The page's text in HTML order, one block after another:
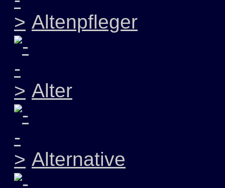
Altenpfleger
Alter
Alternative